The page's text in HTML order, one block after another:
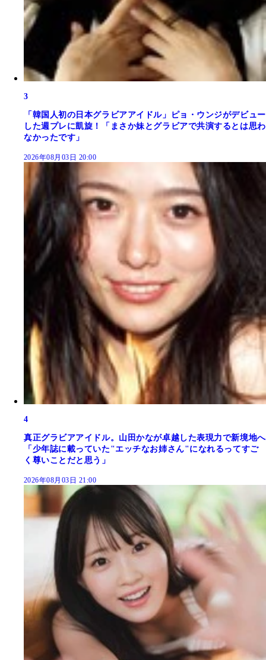
3
「韓国人初の日本グラビアアイドル」ピョ・ウンジがデビュー
した週プレに凱旋！「まさか妹とグラビアで共演するとは思わ
なかったです」
2026年08月03日 20:00
4
真正グラビアアイドル。山田かなが卓越した表現力で新境地へ
「少年誌に載っていた"エッチなお姉さん"になれるってすご
く尊いことだと思う」
2026年08月03日 21:00